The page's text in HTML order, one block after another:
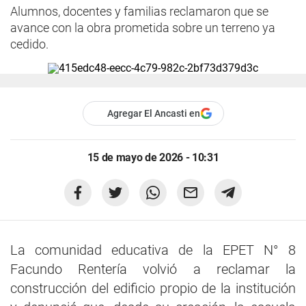
Alumnos, docentes y familias reclamaron que se
avance con la obra prometida sobre un terreno ya
cedido.
Agregar El Ancasti en
15 de mayo de 2026 - 10:31
La comunidad educativa de la EPET N° 8
Facundo Rentería volvió a reclamar la
construcción del edificio propio de la institución